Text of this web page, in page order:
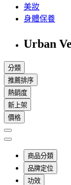
美妝
身體保養
Urban
分類
推薦排序
熱銷度
新上架
價格
商品分類
品牌定位
功效